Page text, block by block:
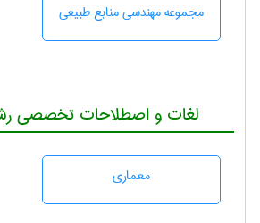
مجموعه مهندسی منابع طبيعی
لغات و اصطلاحات تخصصی
معماری